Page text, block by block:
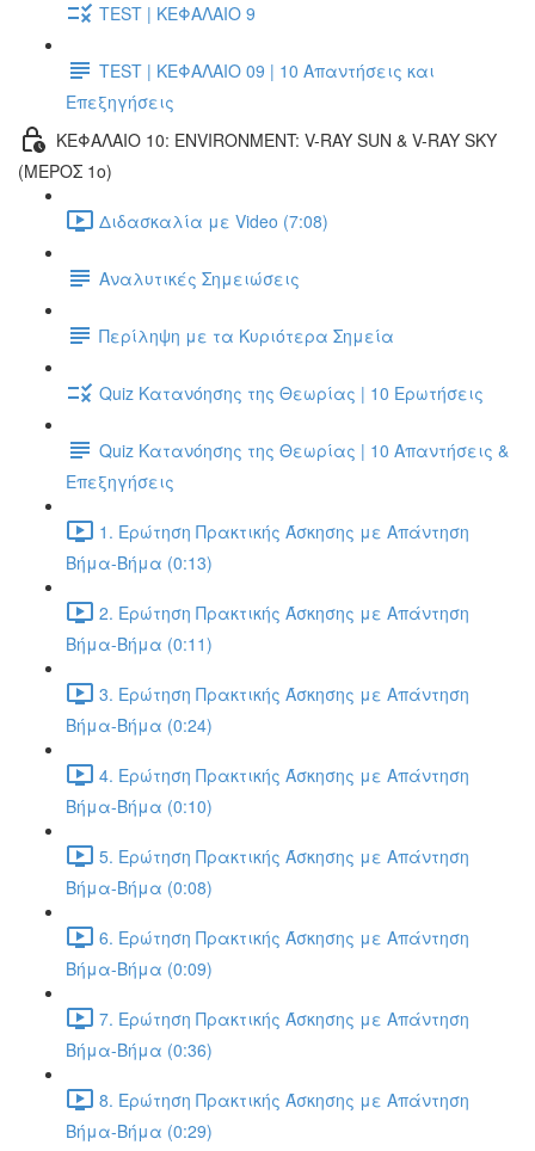
TEST | ΚΕΦΑΛΑΙΟ 9
TEST | ΚΕΦΑΛΑΙΟ 09 | 10 Απαντήσεις και
Επεξηγήσεις
ΚΕΦΑΛΑΙΟ 10: ENVIRONMENT: V-RAY SUN & V-RAY SKY
(ΜΕΡΟΣ 1ο)
Διδασκαλία με Video (7:08)
Αναλυτικές Σημειώσεις
Περίληψη με τα Κυριότερα Σημεία
Quiz Κατανόησης της Θεωρίας | 10 Ερωτήσεις
Quiz Κατανόησης της Θεωρίας | 10 Απαντήσεις &
Επεξηγήσεις
1. Ερώτηση Πρακτικής Άσκησης με Απάντηση
Βήμα-Βήμα (0:13)
2. Ερώτηση Πρακτικής Άσκησης με Απάντηση
Βήμα-Βήμα (0:11)
3. Ερώτηση Πρακτικής Άσκησης με Απάντηση
Βήμα-Βήμα (0:24)
4. Ερώτηση Πρακτικής Άσκησης με Απάντηση
Βήμα-Βήμα (0:10)
5. Ερώτηση Πρακτικής Άσκησης με Απάντηση
Βήμα-Βήμα (0:08)
6. Ερώτηση Πρακτικής Άσκησης με Απάντηση
Βήμα-Βήμα (0:09)
7. Ερώτηση Πρακτικής Άσκησης με Απάντηση
Βήμα-Βήμα (0:36)
8. Ερώτηση Πρακτικής Άσκησης με Απάντηση
Βήμα-Βήμα (0:29)